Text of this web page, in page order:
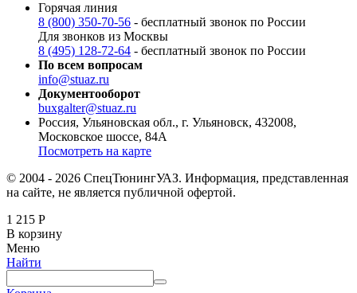
Горячая линия
8 (800) 350-70-56 - бесплатный звонок по России
Для звонков из Москвы
8 (495) 128-72-64 - бесплатный звонок по России
По всем вопросам
info@stuaz.ru
Документооборот
buxgalter@stuaz.ru
Россия, Ульяновская обл., г. Ульяновск, 432008,
Московское шоссе, 84А
Посмотреть на карте
© 2004 - 2026 СпецТюнингУАЗ. Информация, представленная
на сайте, не является публичной офертой.
1 215 Р
В корзину
Меню
Найти